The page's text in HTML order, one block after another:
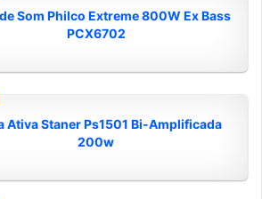
Som Philco Extreme 800W Ex Bass
PCX6702
Ativa Staner Ps1501 Bi-Amplificada
200w